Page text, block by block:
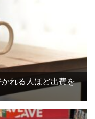
れる人ほど出費を